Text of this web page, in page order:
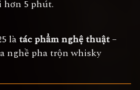
hơn 5 phút.
làtác phẩm nghệ thuật–
nghề pha trộn whisky